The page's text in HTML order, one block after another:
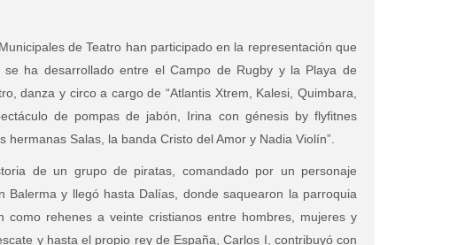
de Teatro han participado en la representación que
ha desarrollado entre el Campo de Rugby y la Playa de
danza y circo a cargo de “Atlantis Xtrem, Kalesi, Quimbara,
de pompas de jabón, Irina con génesis by flyfitnes
hermanas Salas, la banda Cristo del Amor y Nadia Violín”.
de un grupo de piratas, comandado por un personaje
Balerma y llegó hasta Dalías, donde saquearon la parroquia
como rehenes a veinte cristianos entre hombres, mujeres y
y hasta el propio rey de España, Carlos I, contribuyó con